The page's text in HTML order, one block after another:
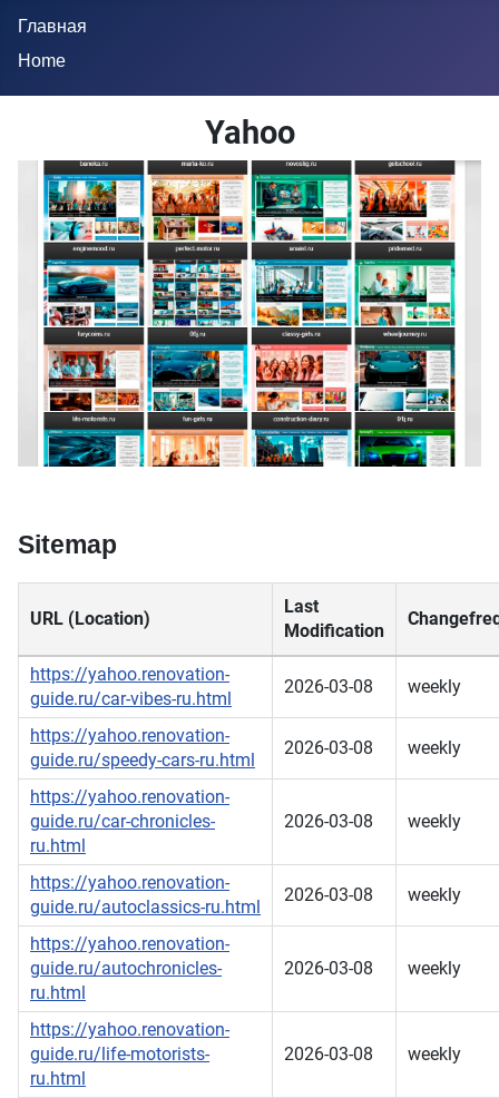
Главная
Home
Yahoo
Sitemap
URL (Location)
Last
Modification
https://yahoo.renovation-
guide.ru/car-vibes-ru.html
2026-03-08 weekly
https://yahoo.renovation-
guide.ru/speedy-cars-ru.html
2026-03-08 weekly
https://yahoo.renovation-
guide.ru/car-chronicles-
ru.html
2026-03-08 weekly
https://yahoo.renovation-
guide.ru/autoclassics-ru.html
2026-03-08 weekly
https://yahoo.renovation-
guide.ru/autochronicles-
ru.html
2026-03-08 weekly
https://yahoo.renovation-
guide.ru/life-motorists-
ru.html
2026-03-08 weekly